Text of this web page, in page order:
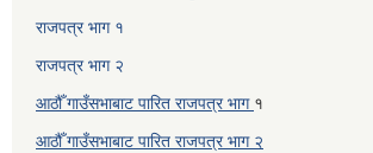
राजपत्र भाग १
राजपत्र भाग २
आठौँ गाउँसभाबाट पारित राजपत्र भाग १
आठौँ गाउँसभाबाट पारित राजपत्र भाग २